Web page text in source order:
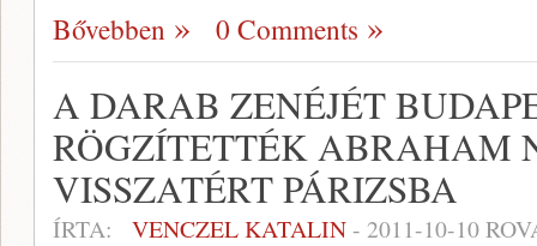
Bővebben 0 Comments
A DARAB ZENÉJÉT
RÖGZÍTETTÉK ABRAHAM
VISSZATÉRT PÁRIZSBA
ÍRTA: VENCZEL KATALIN- 2011-10-10